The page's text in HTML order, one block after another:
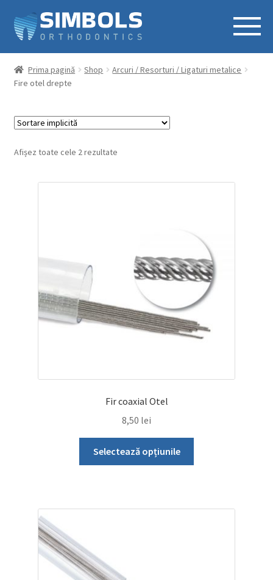
Prima pagină Shop
Arcuri / Resorturi / Ligaturi metalice
Fire otel drepte
Afișez toate cele 2 rezultate
Fir coaxial Otel
8,50 lei
Selectează opțiunile